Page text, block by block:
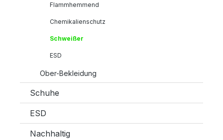
Flammhemmend
Chemikalienschutz
Schweißer
ESD
Ober-Bekleidung
Schuhe
ESD
Nachhaltig